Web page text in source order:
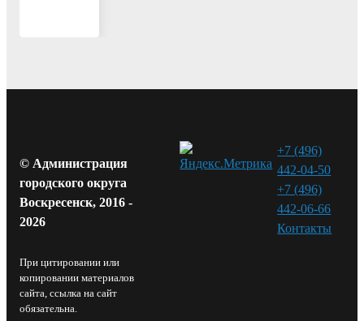
© Администрация
городского округа
Воскресенск, 2016 -
2026
При цитировании или
копировании материалов
сайта, ссылка на сайт
обязательна.
+7 (496)
442-04-50
+7 (496)
442-06-66
Контакты⁠